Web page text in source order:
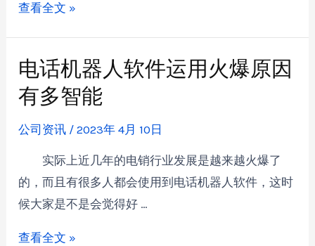
查看全文 »
电话机器人软件运用火爆原因
有多智能
公司资讯 /2023年 4月 10日
实际上近几年的电销行业发展是越来越火爆了
的，而且有很多人都会使用到电话机器人软件，这时
候大家是不是会觉得好 …
查看全文 »